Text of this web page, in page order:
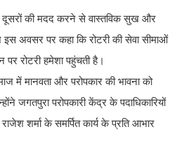
दूसरों की मदद करने से वास्तविक सुख और
इस अवसर पर कहा कि रोटरी की सेवा सीमाओं
रोटरी हमेशा पहुंचती है।
में मानवता और परोपकार की भावना को
जगतपुरा परोपकारी केंद्र के पदाधिकारियों
राजेश शर्मा के समर्पित कार्य के प्रति आभार